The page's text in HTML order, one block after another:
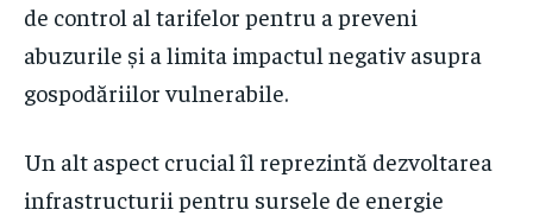
de control al tarifelor pentru a preveni
abuzurile și a limita impactul negativ asupra
gospodăriilor vulnerabile.
Un alt aspect crucial îl reprezintă dezvoltarea
infrastructurii pentru sursele de energie